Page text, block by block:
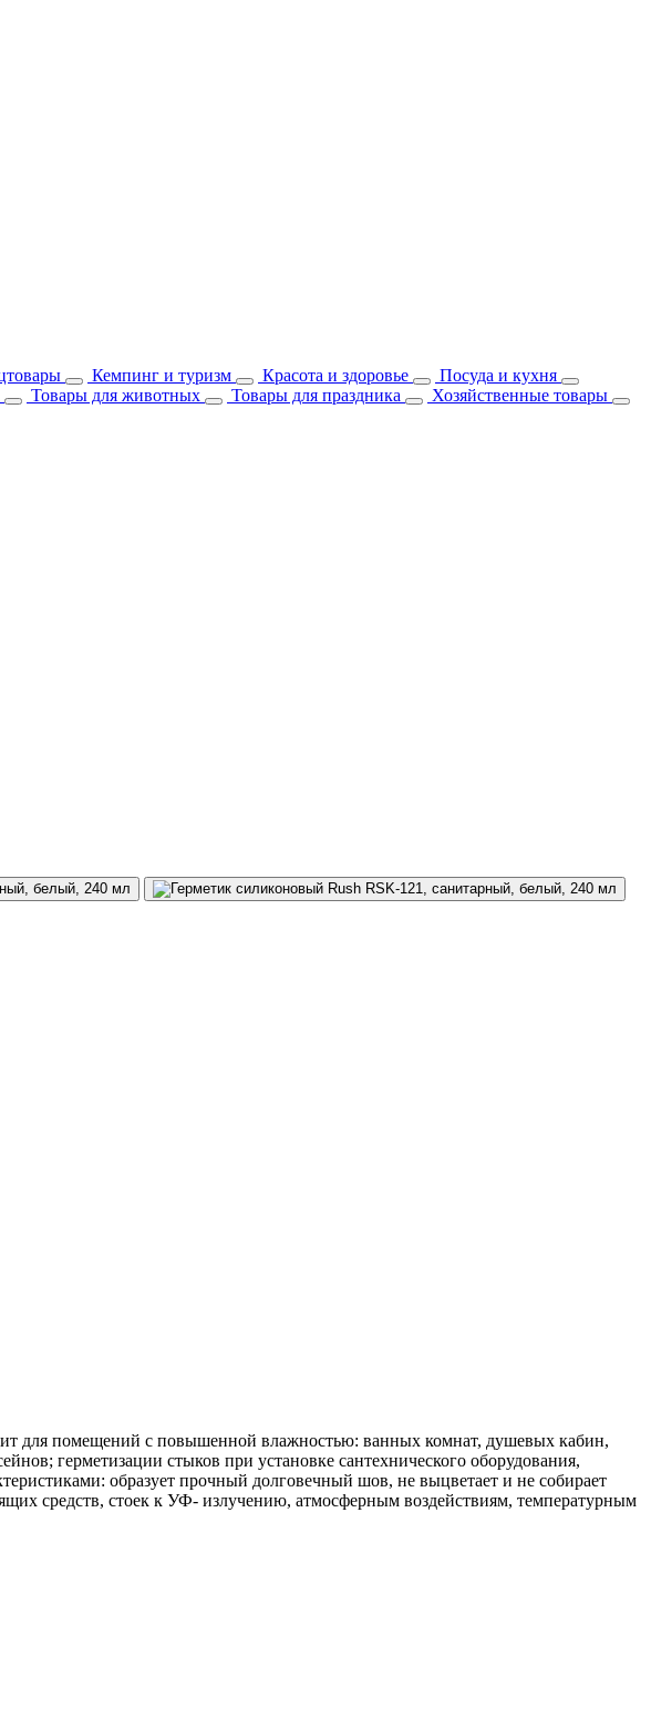
Кемпинг и туризм Красота и здоровье
Посуда и кухня
Товары для животных Товары для праздника
Хозяйственные товары
для помещений с повышенной влажностью: ванных комнат, душевых кабин,
герметизации стыков при установке сантехнического оборудования,
образует прочный долговечный шов, не выцветает и не собирает
средств, стоек к УФ- излучению, атмосферным воздействиям, температурным